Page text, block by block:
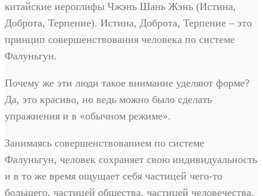
китайские иероглифы Чжэнь Шань Жэнь (Истина,
Доброта, Терпение). Истина, Доброта, Терпение – это
принцип совершенствования человека по системе
Фалуньгун.
Почему же эти люди такое внимание уделяют форме?
Да, это красиво, но ведь можно было сделать
упражнения и в «обычном режиме».
Занимаясь совершенствованием по системе
Фалуньгун, человек сохраняет свою индивидуальность
и в то же время ощущает себя частицей чего-то
большего, частицей общества, частицей человечества,